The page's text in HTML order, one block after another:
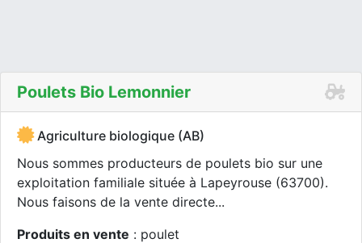
Poulets Bio Lemonnier
Agriculture biologique (AB)
Nous sommes producteurs de poulets bio sur une
exploitation familiale située à Lapeyrouse (63700).
Nous faisons de la vente directe...
Produits en vente : poulet